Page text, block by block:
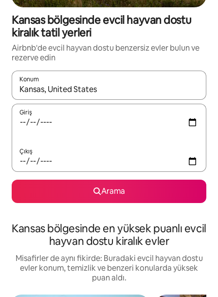
Kansas bölgesinde evcil hayvan dostu
kiralık tatil yerleri
Airbnb'de evcil hayvan dostu benzersiz evler bulun ve
rezerve edin
Konum
Sonuçlar kullanılabilir olduğunda yukarı ve aşağı oklarıyla
Giriş
Çıkış
Arama
Kansas bölgesinde en yüksek puanlı evcil
hayvan dostu kiralık evler
Misafirler de aynı fikirde: Buradaki evcil hayvan dostu
evler konum, temizlik ve benzeri konularda yüksek
puan aldı.